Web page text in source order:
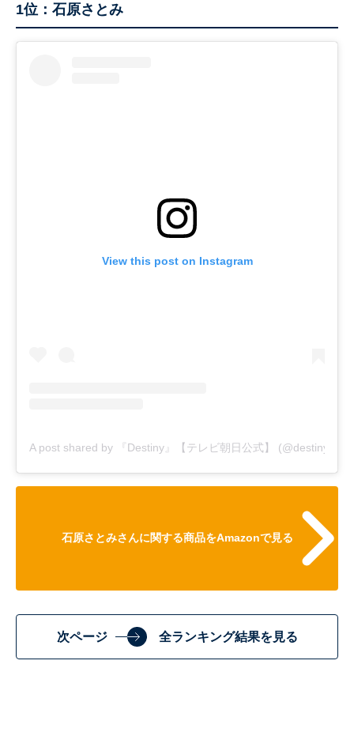
1位：石原さとみ
View this post on Instagram
A post shared by 『Destiny』【テレビ朝日公式】
石原さとみさんに関する商品をAmazonで見る
次ページ 全ランキング結果を見る